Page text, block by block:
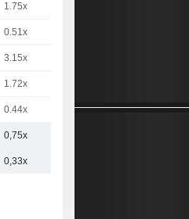
1.75x
0.51x
3.15x
1.72x
0.44x
0,75x
0,33x